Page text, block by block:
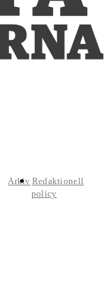
Arkiv Redaktionell
policy